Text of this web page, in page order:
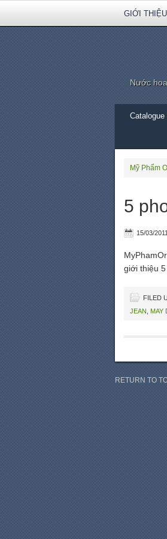
GIỚI THIỆU
Nước
Mỹ Phẩm
5
15/03/2011
giới thiệu
FILED
JEAN
MAY
RETURN TO